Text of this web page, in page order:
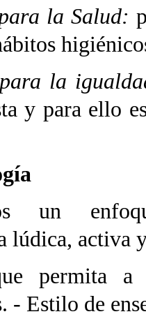
la Salud:
la
y para ello
un
lúdica, activa
permita a
- Estilo de